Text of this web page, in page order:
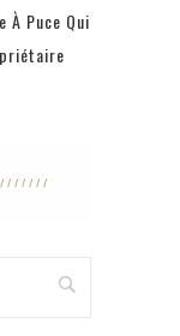
À Puce Qui